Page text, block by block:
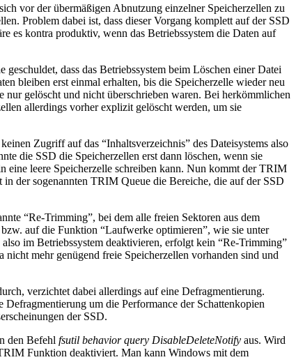
vor der übermäßigen Abnutzung einzelner Speicherzellen zu
Problem dabei ist, dass dieser Vorgang komplett auf der SSD
es kontra produktiv, wenn das Betriebssystem die Daten auf
dass das Betriebssystem beim Löschen einer Datei
bleiben erst einmal erhalten, bis die Speicherzelle wieder neu
gelöscht und nicht überschrieben waren. Bei herkömmlichen
allerdings vorher explizit gelöscht werden, um sie
Zugriff auf das “Inhaltsverzeichnis” des Dateisystems also
die SSD die Speicherzellen erst dann löschen, wenn sie
eine leere Speicherzelle schreiben kann. Nun kommt der TRIM
der sogenannten TRIM Queue die Bereiche, die auf der SSD
“Re-Trimming”, bei dem alle freien Sektoren aus dem
auf die Funktion “Laufwerke optimieren”, wie sie unter
im Betriebssystem deaktivieren, erfolgt kein “Re-Trimming”
mehr genügend freie Speicherzellen vorhanden sind und
verzichtet dabei allerdings auf eine Defragmentierung.
um die Performance der Schattenkopien
der SSD.
den Befehl fsutil behavior query DisableDeleteNotify aus. Wird
Funktion deaktiviert. Man kann Windows mit dem